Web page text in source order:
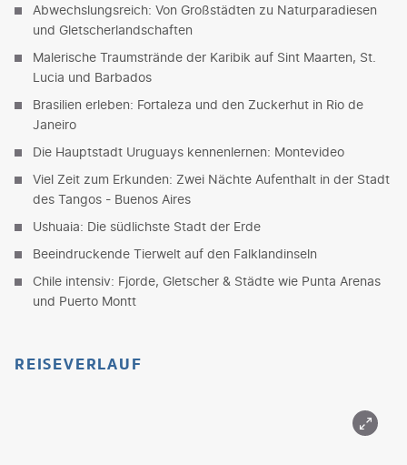
Abwechslungsreich: Von Großstädten zu Naturparadiesen
und Gletscherlandschaften
Malerische Traumstrände der Karibik auf Sint Maarten, St.
Lucia und Barbados
Brasilien erleben: Fortaleza und den Zuckerhut in Rio de
Janeiro
Die Hauptstadt Uruguays kennenlernen: Montevideo
Viel Zeit zum Erkunden: Zwei Nächte Aufenthalt in der Stadt
des Tangos - Buenos Aires
Ushuaia: Die südlichste Stadt der Erde
Beeindruckende Tierwelt auf den Falklandinseln
Chile intensiv: Fjorde, Gletscher & Städte wie Punta Arenas
und Puerto Montt
REISEVERLAUF